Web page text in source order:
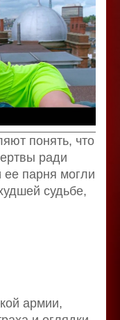
понять, что
ради
ее парня могли
судьбе,
армии,